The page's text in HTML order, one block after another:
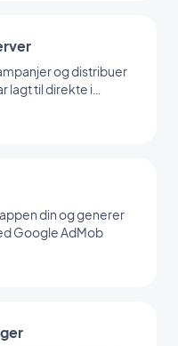
og distribuer
lagt til direkte i
din og generer
Google AdMob